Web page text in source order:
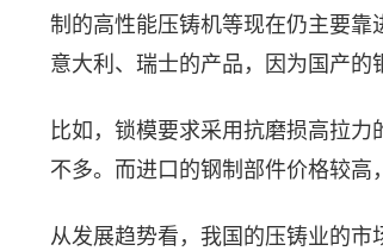
制的高性能压铸机等现在仍主要靠
意大利、瑞士的产品，因为国产的
比如，锁模要求采用抗磨损高拉
不多。而进口的钢制部件价格较高
从发展趋势看，我国的压铸业的